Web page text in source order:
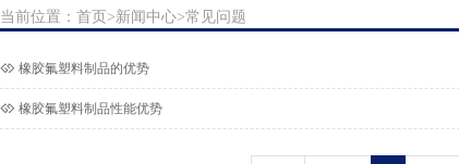
当前位置： 首页 >新闻中心>常见问题
橡胶氟塑料制品的优势
橡胶氟塑料制品性能优势